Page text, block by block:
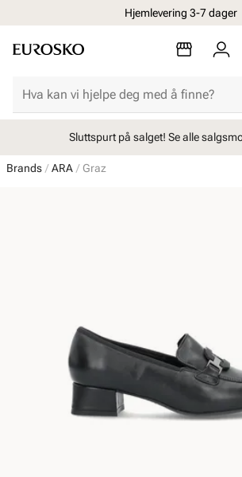
Hjemlevering 3-7 dager
Sluttspurt på salget! Se alle
Brands ARA Graz